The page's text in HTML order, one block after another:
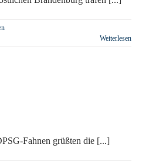
Weiterlesen
Fahnen grüßten die [...]